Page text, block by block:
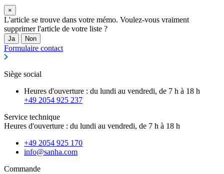
×
L'article se trouve dans votre mémo. Voulez-vous vraiment
supprimer l'article de votre liste ?
Ja Non
Formulaire contact
Siège social
Heures d'ouverture : du lundi au vendredi, de 7 h à 18 h
+49 2054 925 237
Service technique
Heures d'ouverture : du lundi au vendredi, de 7 h à 18 h
+49 2054 925 170
info@sanha.com
Commande